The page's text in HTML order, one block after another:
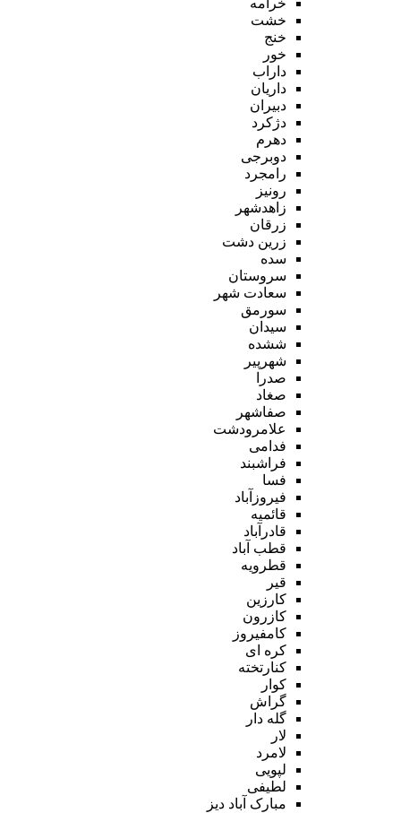
خشت
خنج
خور
داراب
داریان
دبیران
دژکرد
دهرم
دوبرجی
رامجرد
رونیز
زاهدشهر
زرقان
زرین دشت
سده
سروستان
سعادت شهر
سورمق
سیدان
ششده
شهرپیر
صدرا
صغاد
صفاشهر
علامرودشت
فدامی
فراشبند
فسا
فیروزآباد
قائمیه
قادرآباد
قطب آباد
قطرویه
قیر
کارزین
کازرون
کامفیروز
کره ای
کنارتخته
کوار
گراش
گله دار
لار
لامرد
لپویی
لطیفی
مبارک آباد دیز